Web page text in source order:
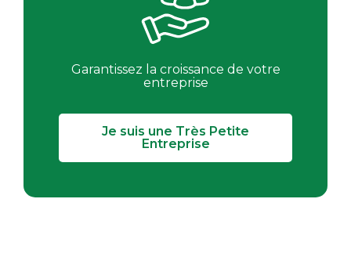
Garantissez la croissance de votre
entreprise
Je suis une Très Petite
Entreprise